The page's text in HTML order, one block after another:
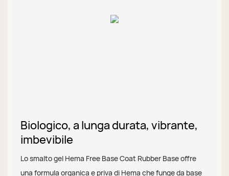
Biologico, a lunga durata, vibrante,
imbevibile
Lo smalto gel Hema Free Base Coat Rubber Base offre
una formula organica e priva di Hema che funge da base